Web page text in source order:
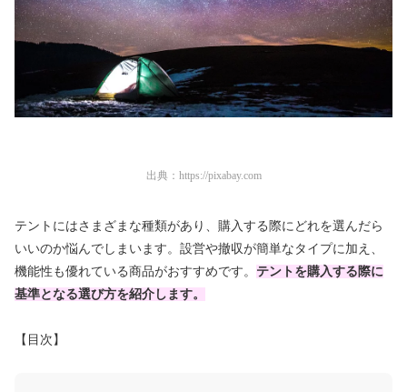
出典： https://pixabay.com
テントにはさまざまな種類があり、購入する際にどれを選んだら
いいのか悩んでしまいます。設営や撤収が簡単なタイプに加え、
機能性も優れている商品がおすすめです。 テントを購入する際に
基準となる選び方を紹介します。
【目次】